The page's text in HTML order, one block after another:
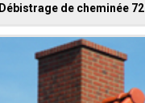
Débistrage de cheminée 72